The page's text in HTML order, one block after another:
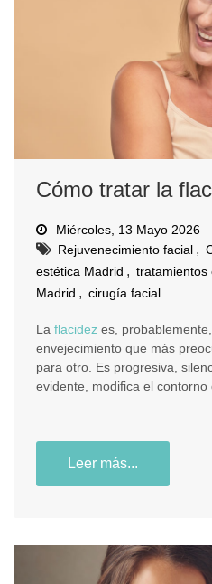
Cómo tratar la
Miércoles, 13 Mayo 2026
Rejuvenecimiento facial ,
estética Madrid , tratamientos
Madrid , cirugía facial
La flacidez es,
envejecimiento que más
para otro. Es progresiva,
evidente, modifica el contorno
Leer más...